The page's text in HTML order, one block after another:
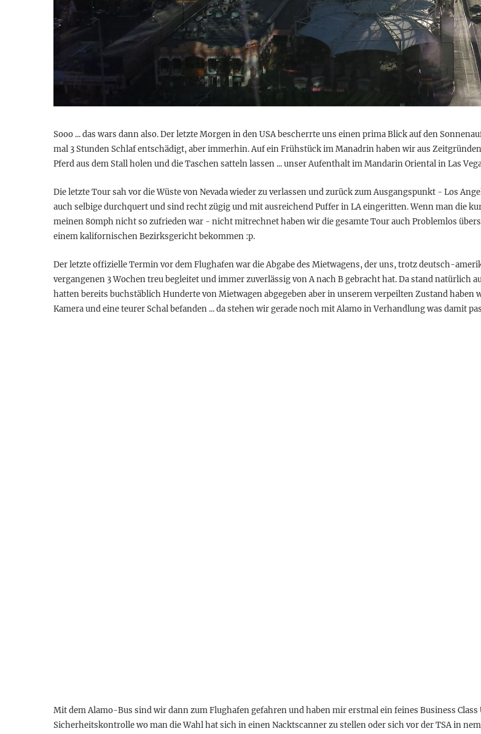
Sooo ... das wars dann also. Der letzte Morgen in den USA bescherrte uns einen prima Blick auf den
mal 3 Stunden Schlaf entschädigt, aber immerhin. Auf ein Frühstück im Manadrin haben wir aus
Pferd aus dem Stall holen und die Taschen satteln lassen ... unser Aufenthalt im Mandarin Oriental in Las
Die letzte Tour sah vor die Wüste von Nevada wieder zu verlassen und zurück zum Ausgangspunkt - Los
auch selbige durchquert und sind recht zügig und mit ausreichend Puffer in LA eingeritten. Wenn man die
meinen 80mph nicht so zufrieden war - nicht mitrechnet haben wir die gesamte Tour auch Problemlos
einem kalifornischen Bezirksgericht bekommen :p.
Der letzte offizielle Termin vor dem Flughafen war die Abgabe des Mietwagens, der uns, trotz deutsch-
vergangenen 3 Wochen treu begleitet und immer zuverlässig von A nach B gebracht hat. Da stand natürlich
hatten bereits buchstäblich Hunderte von Mietwagen abgegeben aber in unserem verpeilten Zustand
Kamera und eine teurer Schal befanden ... da stehen wir gerade noch mit Alamo in Verhandlung was damit
Mit dem Alamo-Bus sind wir dann zum Flughafen gefahren und haben mir erstmal ein feines Business
Sicherheitskontrolle wo man die Wahl hat sich in einen Nacktscanner zu stellen oder sich vor der TSA in